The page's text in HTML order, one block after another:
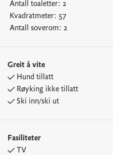
Antall toaletter: 2
Kvadratmeter: 57
Antall soverom: 2
Greit å vite
Hund tillatt
Røyking ikke tillatt
Ski inn/ski ut
Fasiliteter
TV